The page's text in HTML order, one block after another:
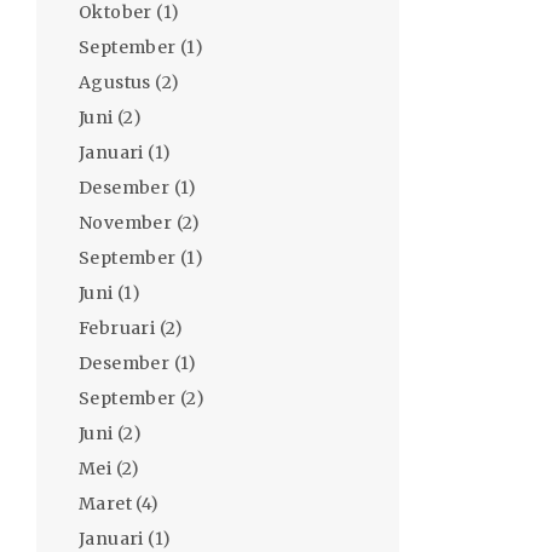
Oktober (1)
September (1)
Agustus (2)
Juni (2)
Januari (1)
Desember (1)
November (2)
September (1)
Juni (1)
Februari (2)
Desember (1)
September (2)
Juni (2)
Mei (2)
Maret (4)
Januari (1)